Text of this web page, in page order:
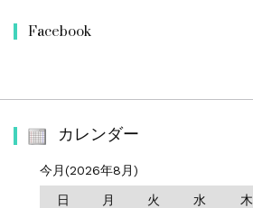
Facebook
カレンダー
今月(2026年8月)
日 月 火 水 木